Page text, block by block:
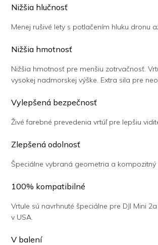
Nižšia hlučnosť
Menej rušivé lety s potlačením hluku dronu
Nižšia hmotnosť
Nižšia hmotnosť pre menšiu zotrvačnosť.
vysokej nadmorskej výške. Extra sila pre
Vylepšená bezpečnosť
Živé farebné prevedenia vrtúľ pre lepšiu
Zlepšená odolnosť
Špeciálne vybraná geometria a
100% kompatibilné
Vrtule sú navrhnuté špeciálne pre DJI Mini 2
v USA.
V balení